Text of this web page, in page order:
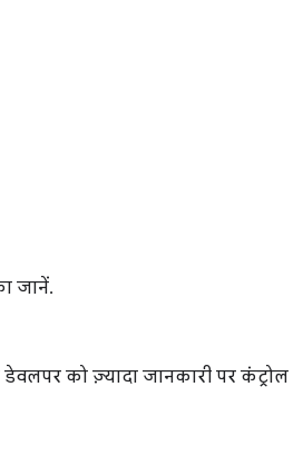
जानें.
को ज़्यादा जानकारी पर कंट्रोल